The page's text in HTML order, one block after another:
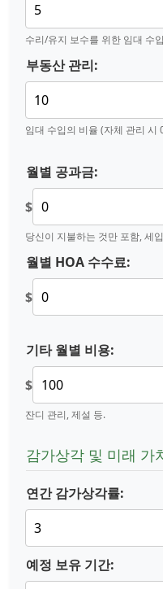
수리/유지 보수를 위한 임대 수
부동산 관리:
임대 수입의 비율 (자체 관리 시
월별 공과금:
$
당신이 지불하는 것만 포함, 세
월별 HOA 수수료:
$
기타 월별 비용:
$
잔디 관리, 제설 등.
감가상각 및 미래 가
연간 감가상각률:
예정 보유 기간: